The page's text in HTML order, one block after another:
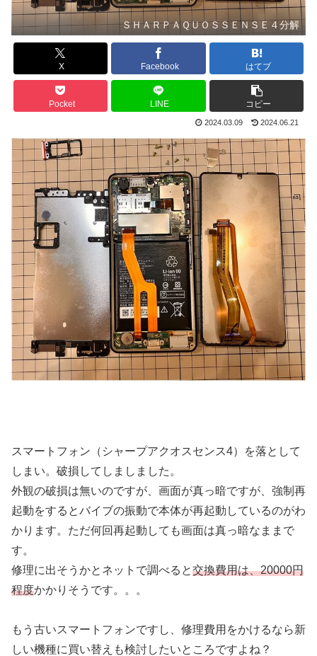
ＳＨＡＲＰＡＱＵＯＳＳＥＮＳＥ４分解
X Facebook はてブ
Pocket LINE コピー
2024.03.09 2024.06.21
スマートフォン（シャープアクオスセンス4）を落として
しまい。破損してしましました。
外観の破損は無いのですが、画面が真っ暗ですが、強制再
起動をするとバイブの振動で本体が再起動しているのがわ
かります。ただ何回再起動しても画面は真っ暗なままで
す。
修理に出そうかとネットで調べると交換費用は、20000円
程度かかりそうです。。。
もう古いスマートフォンですし、修理費用をかけるなら新
しい機種に買い替えも検討したいところですよね？